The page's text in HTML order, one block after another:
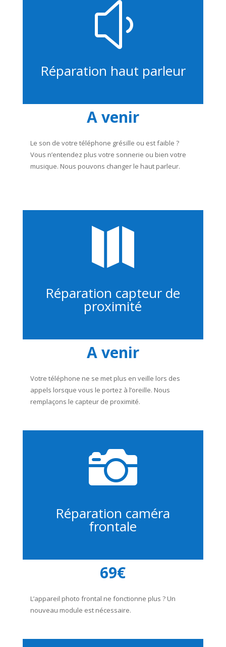
y
Réparation haut parleur
A venir
Le son de votre téléphone grésille ou est faible ?
Vous n’entendez plus votre sonnerie ou bien votre
musique. Nous pouvons changer le haut parleur.

Réparation capteur de
proximité
A venir
Votre téléphone ne se met plus en veille lors des
appels lorsque vous le portez à l’oreille. Nous
remplaçons le capteur de proximité.

Réparation caméra
frontale
69€
L’appareil photo frontal ne fonctionne plus ? Un
nouveau module est nécessaire.